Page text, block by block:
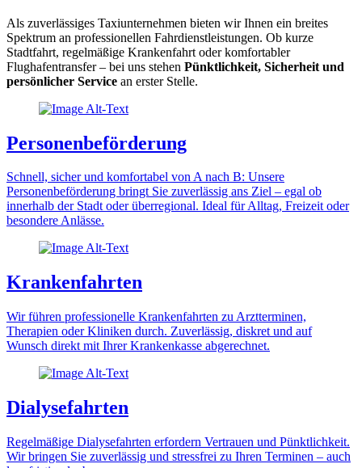
Als zuverlässiges Taxiunternehmen bieten wir Ihnen ein breites
Spektrum an professionellen Fahrdienstleistungen. Ob kurze
Stadtfahrt, regelmäßige Krankenfahrt oder komfortabler
Flughafentransfer – bei uns stehen Pünktlichkeit, Sicherheit und
persönlicher Service an erster Stelle.
Personenbeförderung
Schnell, sicher und komfortabel von A nach B: Unsere
Personenbeförderung bringt Sie zuverlässig ans Ziel – egal ob
innerhalb der Stadt oder überregional. Ideal für Alltag, Freizeit oder
besondere Anlässe.
Krankenfahrten
Wir führen professionelle Krankenfahrten zu Arztterminen,
Therapien oder Kliniken durch. Zuverlässig, diskret und auf
Wunsch direkt mit Ihrer Krankenkasse abgerechnet.
Dialysefahrten
Regelmäßige Dialysefahrten erfordern Vertrauen und Pünktlichkeit.
Wir bringen Sie zuverlässig und stressfrei zu Ihren Terminen – auch